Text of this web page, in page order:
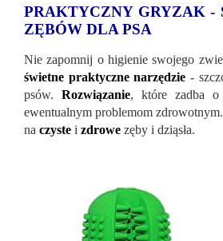
PRAKTYCZNY GRYZAK -
ZĘBÓW DLA PSA
Nie zapomnij o higienie swojego
świetne praktyczne narzędzie -
psów. Rozwiązanie, które zadba
ewentualnym problemom
na czyste i zdrowe zęby i dziąsła.